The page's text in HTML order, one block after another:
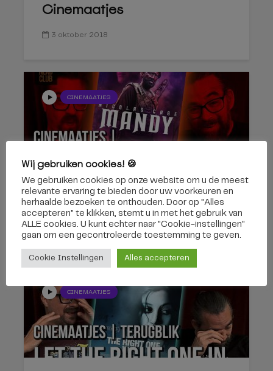
Cinemaatjes
3 oktober 2018
CINEMAATJES
Mandy | Cinemaatjes
CINEMAATJES
Wij gebruiken cookies! 🍪
We gebruiken cookies op onze website om u de meest
relevante ervaring te bieden door uw voorkeuren en
herhaalde bezoeken te onthouden. Door op "Alles
accepteren" te klikken, stemt u in met het gebruik van
ALLE cookies. U kunt echter naar "Cookie-instellingen"
gaan om een ​​gecontroleerde toestemming te geven.
Cookie Instellingen Alles accepteren